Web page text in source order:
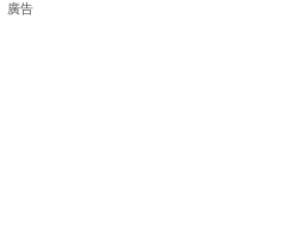
廣告